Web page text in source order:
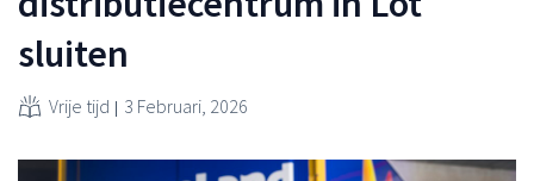
sluiten
Vrije tijd 3 Februari, 2026